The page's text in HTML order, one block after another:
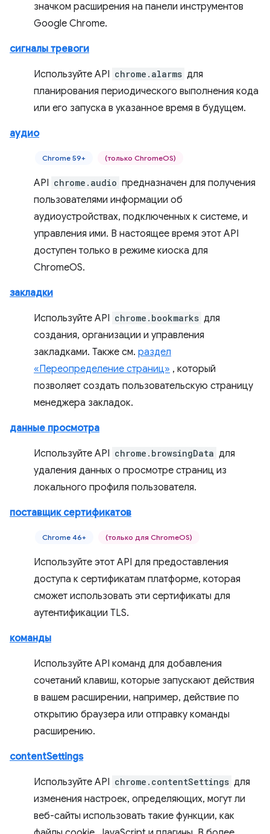
значком расширения на панели инструментов
Google Chrome.
сигналы тревоги
Используйте API chrome.alarms для
планирования периодического выполнения кода
или его запуска в указанное время в будущем.
аудио
Chrome 59+ (только ChromeOS)
API chrome.audio предназначен для получения
пользователями информации об
аудиоустройствах, подключенных к системе, и
управления ими. В настоящее время этот API
доступен только в режиме киоска для
ChromeOS.
закладки
Используйте API chrome.bookmarks для
создания, организации и управления
закладками. Также см. раздел
«Переопределение страниц» , который
позволяет создать пользовательскую страницу
менеджера закладок.
данные просмотра
Используйте API chrome.browsingData для
удаления данных о просмотре страниц из
локального профиля пользователя.
поставщик сертификатов
Chrome 46+ (только для ChromeOS)
Используйте этот API для предоставления
доступа к сертификатам платформе, которая
сможет использовать эти сертификаты для
аутентификации TLS.
команды
Используйте API команд для добавления
сочетаний клавиш, которые запускают действия
в вашем расширении, например, действие по
открытию браузера или отправку команды
расширению.
contentSettings
Используйте API chrome.contentSettings для
изменения настроек, определяющих, могут ли
веб-сайты использовать такие функции, как